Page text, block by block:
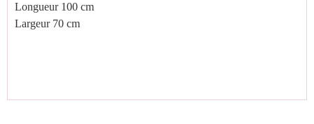
Longueur 100 cm
Largeur 70 cm